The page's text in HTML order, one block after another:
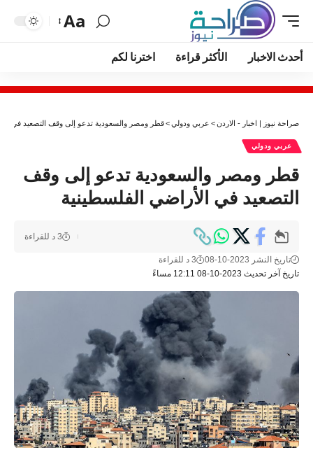
Aa
أحدث الاخبار الأكثر قراءة اخترنا لكم
صراحة نيوز | اخبار - الاردن> عربي ودولي>قطر ومصر والسعودية تدعو إلى وقف التصعيد في
عربي ودولي
قطر ومصر والسعودية تدعو إلى وقف
التصعيد في الأراضي الفلسطينية
تاريخ آخر تحديث 2023-10-08 12:11 مساءً
تاريخ النشر 2023-10-08 3 د للقراءة
3 د للقراءة